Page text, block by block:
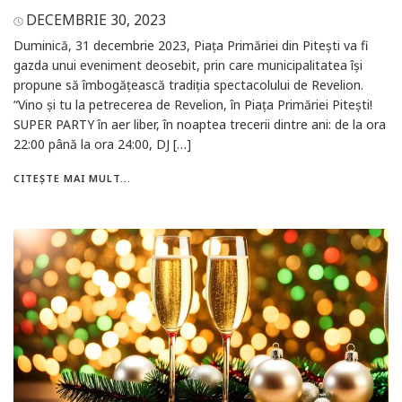
DECEMBRIE 30, 2023
Duminică, 31 decembrie 2023, Piața Primăriei din Pitești va fi
gazda unui eveniment deosebit, prin care municipalitatea își
propune să îmbogățească tradiția spectacolului de Revelion.
“Vino și tu la petrecerea de Revelion, în Piața Primăriei Pitești!
SUPER PARTY în aer liber, în noaptea trecerii dintre ani: de la ora
22:00 până la ora 24:00, DJ […]
CITEȘTE MAI MULT...